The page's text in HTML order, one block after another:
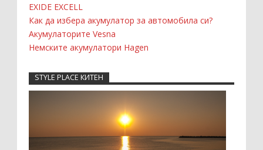
EXIDE EXCELL
Как да избера акумулатор за автомобила си?
Акумулаторите Vesna
Немските акумулатори Hagen
STYLE PLACE КИТЕН